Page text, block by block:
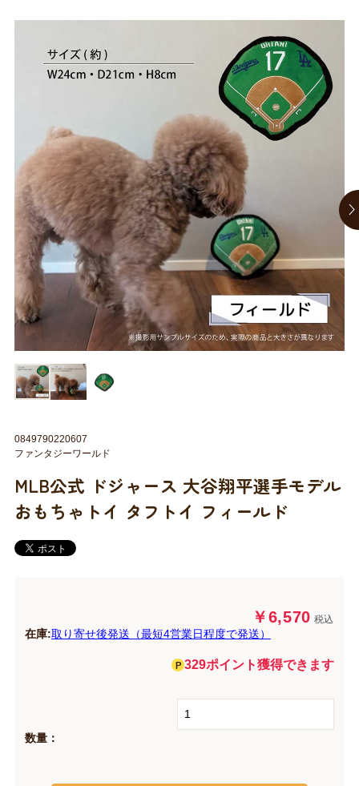
リビング雑貨
シニアサポート
MLB公式 ドジャース 大谷翔平選手モデル
おもちゃトイ タフトイ フィールド
￥6,570 税込
在庫:取り寄せ後発送（最短4営業日程度で発送）
329ポイント獲得できます
数量：
0849790220607
ファンタジーワールド